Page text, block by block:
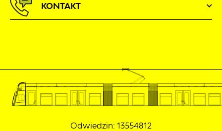
KONTAKT
Odwiedzin: 13554812